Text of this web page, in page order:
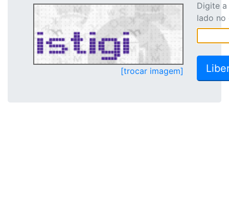
[trocar imagem]
Digite
lado no